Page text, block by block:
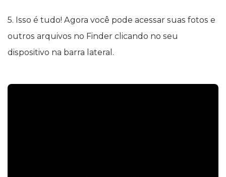
5. Isso é tudo! Agora você pode acessar suas fotos e
outros arquivos no Finder clicando no seu
dispositivo na barra lateral.